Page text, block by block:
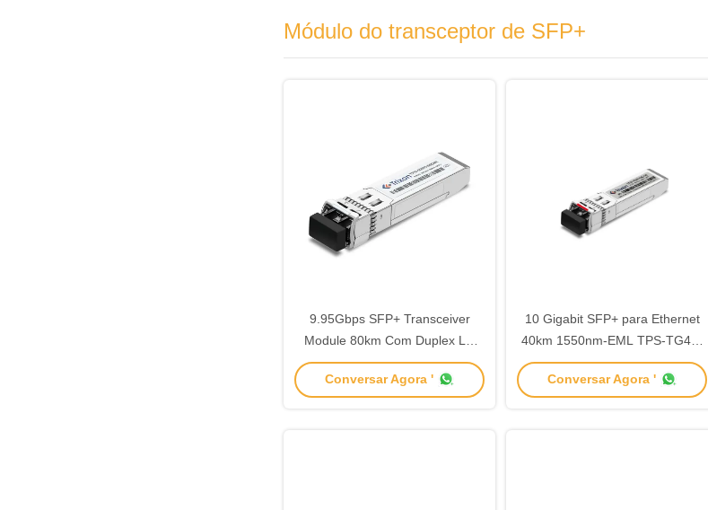
Módulo do transceptor de SFP+
9.95Gbps SFP+ Transceiver
Module 80km Com Duplex LC
Connector Interface
Conversar Agora '
10 Gigabit SFP+ para Ethernet
40km 1550nm-EML TPS-TG40-
55DCR
Conversar Agora '